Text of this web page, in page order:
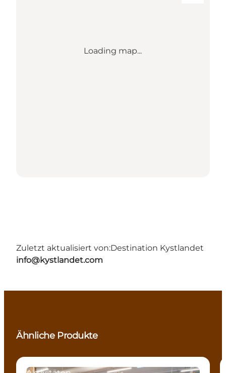
Loading map...
Zuletzt aktualisiert von:Destination Kystlandet
info@kystlandet.com
Ähnliche Produkte